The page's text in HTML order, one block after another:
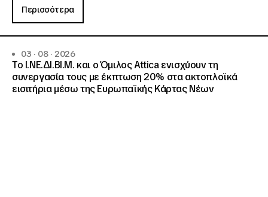
Περισσότερα
03 · 08 · 2026
Το Ι.ΝΕ.ΔΙ.ΒΙ.Μ. και o Όμιλος Attica ενισχύουν τη
συνεργασία τους με έκπτωση 20% στα ακτοπλοϊκά
εισιτήρια μέσω της Ευρωπαϊκής Κάρτας Νέων